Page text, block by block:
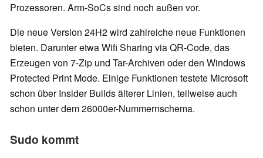
Prozessoren. Arm-SoCs sind noch außen vor.
Die neue Version 24H2 wird zahlreiche neue Funktionen
bieten. Darunter etwa Wifi Sharing via QR-Code, das
Erzeugen von 7-Zip und Tar-Archiven oder den Windows
Protected Print Mode. Einige Funktionen testete Microsoft
schon über Insider Builds älterer Linien, teilweise auch
schon unter dem 26000er-Nummernschema.
Sudo kommt